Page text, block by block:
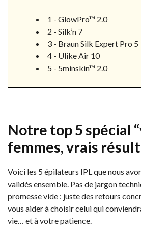
1 - GlowPro™ 2.0
2 - Silk’n 7
3 - Braun Silk Expert Pro 5
4 - Ulike Air 10
5 - 5minskin™ 2.0
Notre top 5 spécial
femmes, vrais
Voici les 5 épilateurs IPL que nous
validés ensemble. Pas de jargon
promesse vide : juste des retours
vous aider à choisir celui qui
vie… et à votre patience.